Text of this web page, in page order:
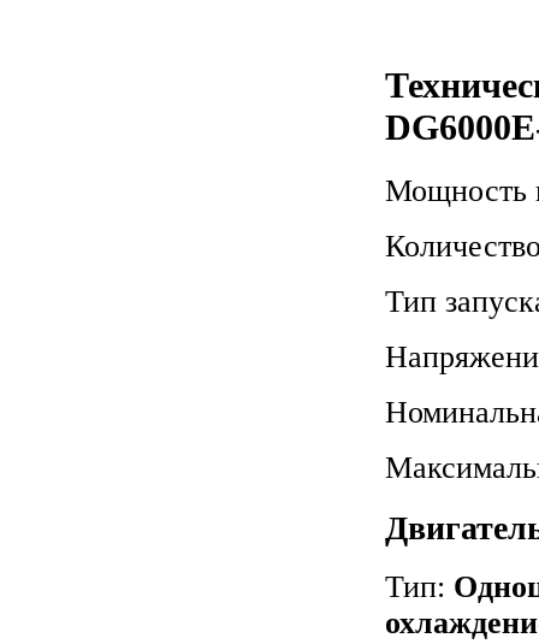
Мощность
Тип
Тип: